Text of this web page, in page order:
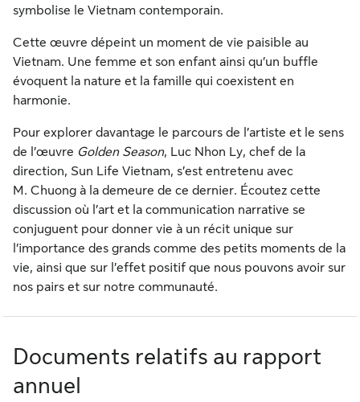
symbolise le Vietnam contemporain.
Cette œuvre dépeint un moment de vie paisible au
Vietnam. Une femme et son enfant ainsi qu’un buffle
évoquent la nature et la famille qui coexistent en
harmonie.
Pour explorer davantage le parcours de l’artiste et le sens
de l’œuvre Golden Season, Luc Nhon Ly, chef de la
direction, Sun Life Vietnam, s’est entretenu avec
M. Chuong à la demeure de ce dernier. Écoutez cette
discussion où l’art et la communication narrative se
conjuguent pour donner vie à un récit unique sur
l’importance des grands comme des petits moments de la
vie, ainsi que sur l’effet positif que nous pouvons avoir sur
nos pairs et sur notre communauté.
Documents relatifs au rapport
annuel